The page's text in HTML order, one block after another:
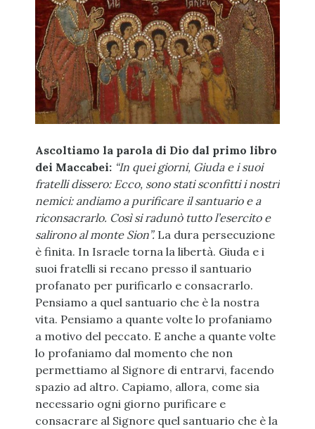
Ascoltiamo la parola di Dio dal primo libro
dei Maccabei: “In quei giorni, Giuda e i suoi
fratelli dissero: Ecco, sono stati sconfitti i nostri
nemici: andiamo a purificare il santuario e a
riconsacrarlo. Così si radunò tutto l’esercito e
salirono al monte Sion”. La dura persecuzione
è finita. In Israele torna la libertà. Giuda e i
suoi fratelli si recano presso il santuario
profanato per purificarlo e consacrarlo.
Pensiamo a quel santuario che è la nostra
vita. Pensiamo a quante volte lo profaniamo
a motivo del peccato. E anche a quante volte
lo profaniamo dal momento che non
permettiamo al Signore di entrarvi, facendo
spazio ad altro. Capiamo, allora, come sia
necessario ogni giorno purificare e
consacrare al Signore quel santuario che è la